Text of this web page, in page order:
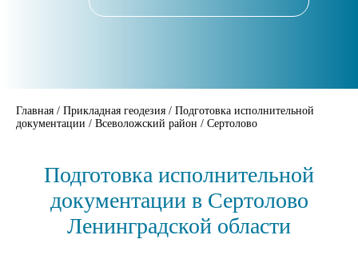
Главная / Прикладная геодезия / Подготовка исполнительной
документации / Всеволожский район / Сертолово
Подготовка исполнительной
документации в Сертолово
Ленинградской области